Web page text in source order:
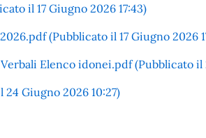
il 17 Giugno 2026 17:43)
(Pubblicato il 17 Giugno 2026
Elenco idonei.pdf (Pubblicato il
Giugno 2026 10:27)